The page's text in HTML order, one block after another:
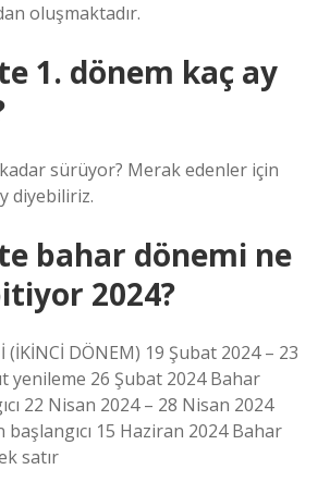
oluşmaktadır.
1. dönem kaç ay
sürüyor? Merak edenler için
diyebiliriz.
bahar dönemi ne
2024?
(İKİNCİ DÖNEM) 19 Şubat 2024 – 23
yenileme 26 Şubat 2024 Bahar
22 Nisan 2024 – 28 Nisan 2024
başlangıcı 15 Haziran 2024 Bahar
satır